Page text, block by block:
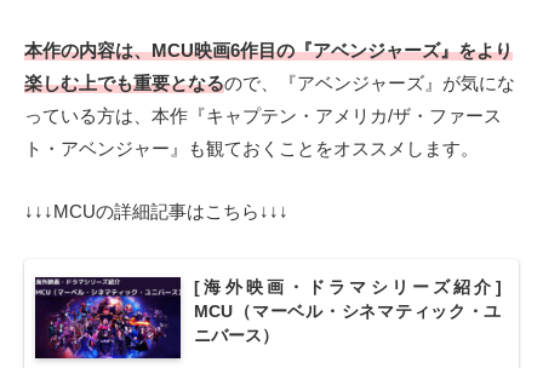
本作の内容は、MCU映画6作目の『アベンジャーズ』をより
楽しむ上でも重要となるので、『アベンジャーズ』が気にな
っている方は、本作『キャプテン・アメリカ/ザ・ファース
ト・アベンジャー』も観ておくことをオススメします。
↓↓↓MCUの詳細記事はこちら↓↓↓
[海外映画・ドラマシリーズ紹介]
MCU（マーベル・シネマティック・ユ
ニバース）